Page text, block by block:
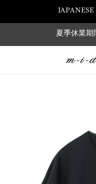
夏季休業期